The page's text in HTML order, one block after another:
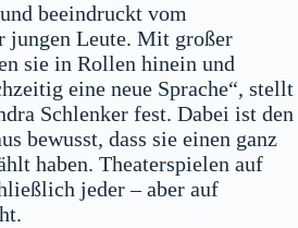
beeindruckt vom
jungen Leute. Mit großer
sie in Rollen hinein und
eine neue Sprache“, stellt
Schlenker fest. Dabei ist den
bewusst, dass sie einen ganz
haben. Theaterspielen auf
jeder – aber auf